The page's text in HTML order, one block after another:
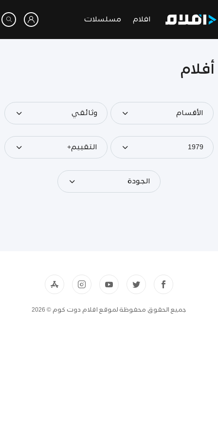
افلام مسلسلات
أفلام
الأقسام وثائقي
1979 التقييم+
الجودة
جميع الحقوق محفوظة لموقع افلام دوت كوم © 2026